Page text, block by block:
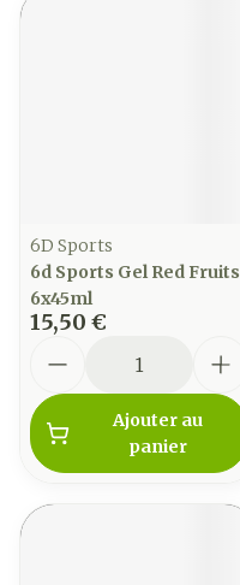
6D Sports
6d Sports Gel Red Fruits
6x45ml
15,50 €
Ajouter au
panier